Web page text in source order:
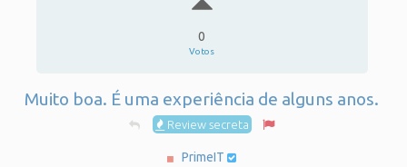
0
Votos
Muito boa. É uma experiência de alguns anos.
Review secreta
PrimeIT